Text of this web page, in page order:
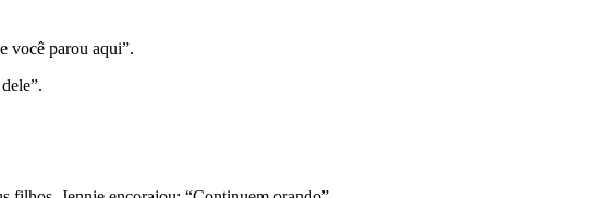
você parou aqui”.